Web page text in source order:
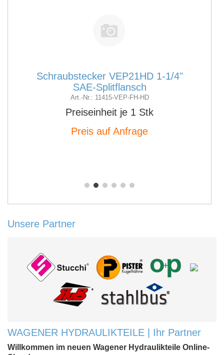
Schraubstecker VEP21HD 1-1/4"
SAE-Splitflansch
Art.-Nr.: 11415-VEP-FH-HD
Preiseinheit je 1 Stk
Preis auf Anfrage
Unsere Partner
WAGENER HYDRAULIKTEILE | Ihr Partner
Willkommen im neuen Wagener Hydraulikteile Online-